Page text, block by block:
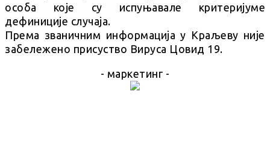
особа које су испуњавале критеријуме
дефиниције случаја.
Према званичним информација у Краљеву није
забележено присуство Вируса Цовид 19.
- маркетинг -